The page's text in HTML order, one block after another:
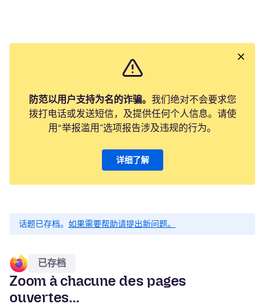
防范以用户支持为名的诈骗。 我们绝对不会要求您
拨打电话或发送短信，及提供任何个人信息。请使
用“举报滥用”选项报告涉及违规的行为。
详细了解
话题已存档。 如果需要帮助请提出新问题。
已存档
Zoom à chacune des pages
ouvertes...